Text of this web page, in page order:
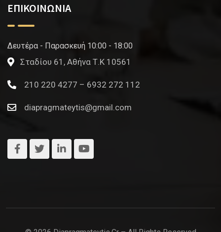
ΕΠΙΚΟΙΝΩΝΙΑ
Δευτέρα - Παρασκευή 10:00 - 18:00
Σταδίου 61, Αθήνα Τ.Κ 10561
210 220 4277 – 6932 272 112
diapragmateytis@gmail.com